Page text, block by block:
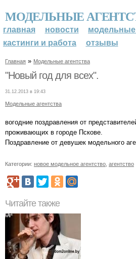
МОДЕЛЬНЫЕ
главная новости
модельные
кастинги и работа
отзывы
Главная » Модельные агентства
"Новый год для всех".
31.12.2013 в 19:43
Модельные агентства
вогодние поздравления от
проживающих в городе Пскове.
Поздравление от девушек модельного
Категории: новое модельное агентство агентство
Читайте также